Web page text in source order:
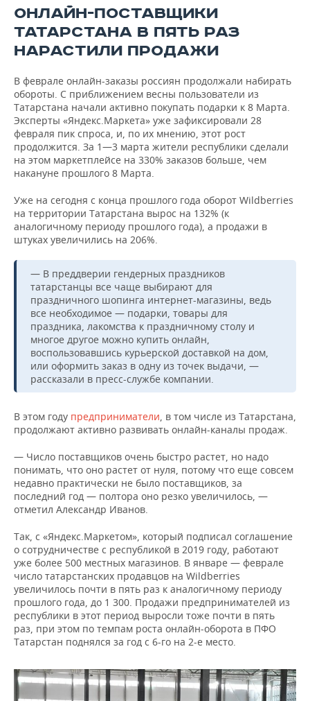
ОНЛАЙН-ПОСТАВЩИКИ
ТАТАРСТАНА В ПЯТЬ РАЗ
НАРАСТИЛИ ПРОДАЖИ
В феврале онлайн-заказы россиян продолжали набирать
обороты. С приближением весны пользователи из
Татарстана начали активно покупать подарки к 8 Марта.
Эксперты «Яндекс.Маркета» уже зафиксировали 28
февраля пик спроса, и, по их мнению, этот рост
продолжится. За 1—3 марта жители республики сделали
на этом маркетплейсе на 330% заказов больше, чем
накануне прошлого 8 Марта.
Уже на сегодня с конца прошлого года оборот Wildberries
на территории Татарстана вырос на 132% (к
аналогичному периоду прошлого года), а продажи в
штуках увеличились на 206%.
— В преддверии гендерных праздников
татарстанцы все чаще выбирают для
праздничного шопинга интернет-магазины, ведь
все необходимое — подарки, товары для
праздника, лакомства к праздничному столу и
многое другое можно купить онлайн,
воспользовавшись курьерской доставкой на дом,
или оформить заказ в одну из точек выдачи, —
рассказали в пресс-службе компании.
В этом году предприниматели , в том числе из Татарстана,
продолжают активно развивать онлайн-каналы продаж.
— Число поставщиков очень быстро растет, но надо
понимать, что оно растет от нуля, потому что еще совсем
недавно практически не было поставщиков, за
последний год — полтора оно резко увеличилось, —
отметил Александр Иванов.
Так, с «Яндекс.Маркетом», который подписал соглашение
о сотрудничестве с республикой в 2019 году, работают
уже более 500 местных магазинов. В январе — феврале
число татарстанских продавцов на Wildberries
увеличилось почти в пять раз к аналогичному периоду
прошлого года, до 1 300. Продажи предпринимателей из
республики в этот период выросли тоже почти в пять
раз, при этом по темпам роста онлайн-оборота в ПФО
Татарстан поднялся за год с 6-го на 2-е место.